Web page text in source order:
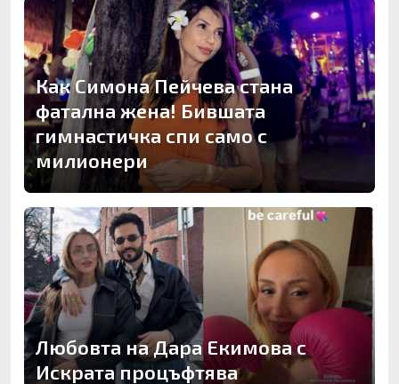
Как Симона Пейчева стана
фатална жена! Бившата
гимнастичка спи само с
милионери
Любовта на Дара Екимова с
Искрата процъфтява